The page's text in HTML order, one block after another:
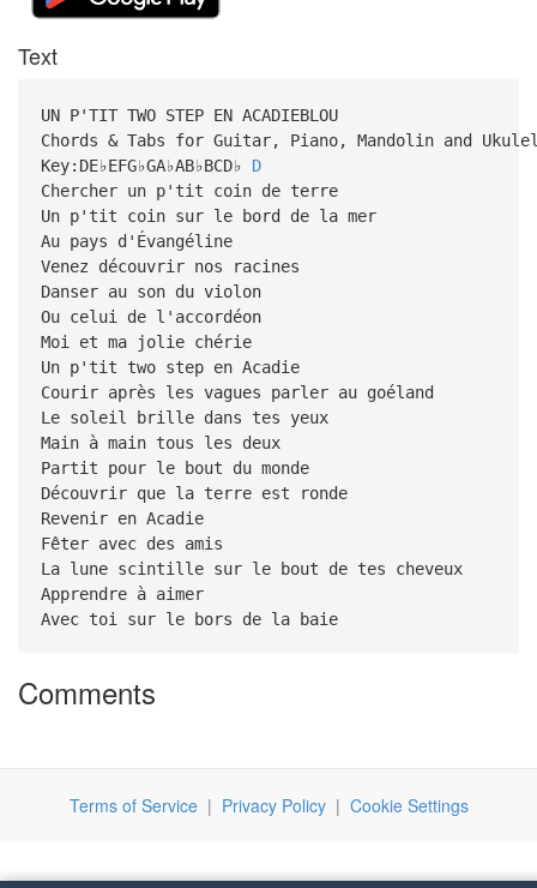
Text
UN P'TIT TWO STEP EN ACADIEBLOU
Chords & Tabs for Guitar, Piano, Mandolin and
Key:DE♭EFG♭GA♭AB♭BCD♭ D
Chercher un p'tit coin de terre
Un p'tit coin sur le bord de la mer
Au pays d'Évangéline
Venez découvrir nos racines
Danser au son du violon
Ou celui de l'accordéon
Moi et ma jolie chérie
Un p'tit two step en Acadie
Courir après les vagues parler au goéland
Le soleil brille dans tes yeux
Main à main tous les deux
Partit pour le bout du monde
Découvrir que la terre est ronde
Revenir en Acadie
Fêter avec des amis
La lune scintille sur le bout de tes cheveux
Apprendre à aimer
Avec toi sur le bors de la baie
Comments
Terms of Service| Privacy Policy| Cookie Settings